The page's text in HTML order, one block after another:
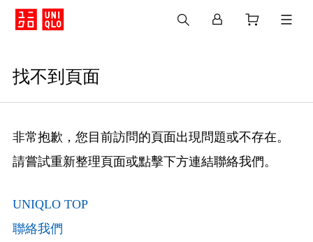
找不到頁面
非常抱歉，您目前訪問的頁面出現問題或不存在。
請嘗試重新整理頁面或點擊下方連結聯絡我們。
UNIQLO TOP
聯絡我們